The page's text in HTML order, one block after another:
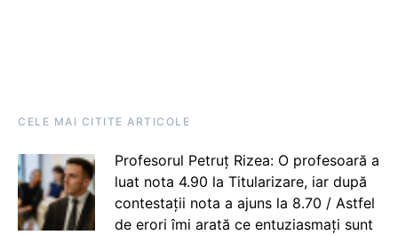
CELE MAI CITITE ARTICOLE
Profesorul Petruț Rizea: O profesoară a
luat nota 4.90 la Titularizare, iar după
contestații nota a ajuns la 8.70 / Astfel
de erori îmi arată ce entuziasmați sunt